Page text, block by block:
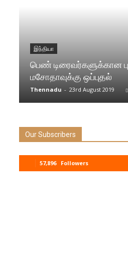
இந்தியா
பெண் டிரைவர்களுக்கான
மசோதாவுக்கு ஒப்புதல்
Thennadu - 23rd August 2019
Our Subscribers
57,896 Followers